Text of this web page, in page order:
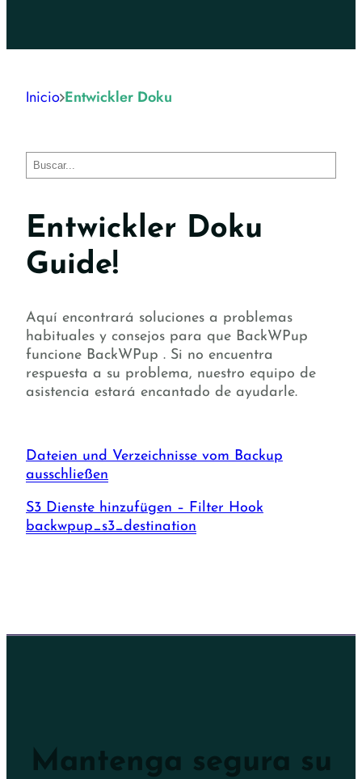
Inicio Entwickler Doku
Buscar
Entwickler Doku
Guide!
Aquí encontrará soluciones a problemas
habituales y consejos para que BackWPup
funcione BackWPup . Si no encuentra
respuesta a su problema, nuestro equipo de
asistencia estará encantado de ayudarle.
Dateien und Verzeichnisse vom Backup
ausschließen
S3 Dienste hinzufügen – Filter Hook
backwpup_s3_destination
Mantenga segura su